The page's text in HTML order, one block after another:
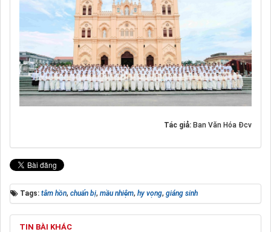
Tác giả: Ban Văn Hóa Đcv
Tags: tâm hồn, chuẩn bị, mầu nhiệm, hy vọng, giáng sinh
TIN BÀI KHÁC